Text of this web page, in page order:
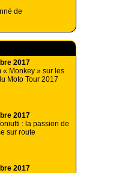
de
2017
« Monkey » sur les
Moto Tour 2017
2017
: la passion de
sur route
2017